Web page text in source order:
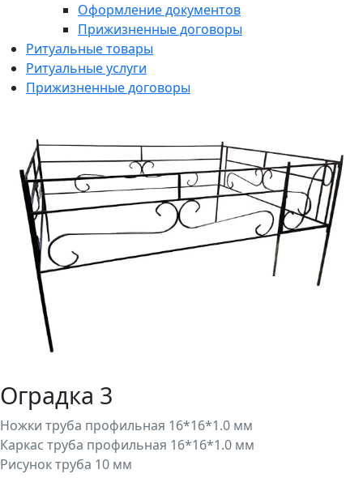
Оградка 3
Ножки труба профильная 16*16*1.0 мм
Каркас труба профильная 16*16*1.0 мм
Рисунок труба 10 мм
Оформление документов
Прижизненные договоры
Ритуальные товары
Ритуальные услуги
Прижизненные договоры